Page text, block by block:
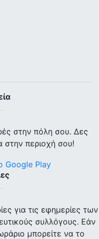
στην πόλη σου. Δες
περιοχή σου!
για τις εφημερίες των
συλλόγους. Εάν
μπορείτε να το